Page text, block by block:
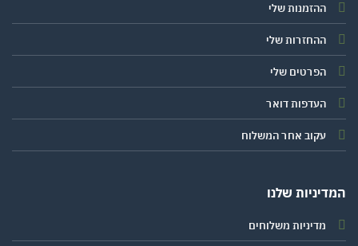
ההזמנות שלי
ההחזרות שלי
הפרטים שלי
העדפות דואר
עקוב אחר המשלוח
שלנו
מדיניות משלוחים